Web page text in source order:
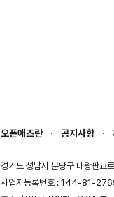
오픈애즈란 공지사항
경기도 성남시 분당구 대왕판교
사업자등록번호 : 144-81-